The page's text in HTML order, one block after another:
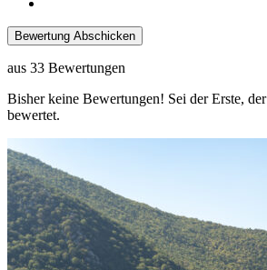
Bewertung Abschicken
aus 33 Bewertungen
Bisher keine Bewertungen! Sei der Erste,
bewertet.